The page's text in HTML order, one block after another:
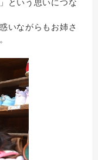
という思いにつな
いながらもお姉さ